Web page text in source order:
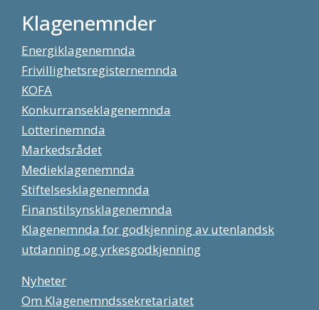
Klagenemnder
Energiklagenemnda
Frivillighetsregisternemnda
KOFA
Konkurranseklagenemnda
Lotterinemnda
Markedsrådet
Medieklagenemnda
Stiftelsesklagenemnda
Finanstilsynsklagenemnda
Klagenemnda for godkjenning av utenlandsk
utdanning og yrkesgodkjenning
Nyheter
Om Klagenemndssekretariatet